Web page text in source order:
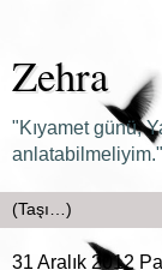
Zehra
"Kıyamet günü,
31 Aralık 2012